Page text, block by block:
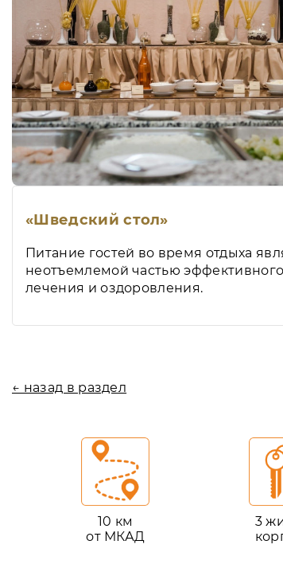
«Шведский стол»
Питание гостей во время отдыха
неотъемлемой частью эффективного
лечения и оздоровления.
← назад в раздел
10 км
от МКАД
3